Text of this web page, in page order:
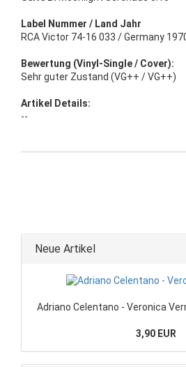
Label Nummer / Land Jahr
RCA Victor 74-16 033 / Germany
Bewertung (Vinyl-Single / Cover):
Sehr guter Zustand (VG++ / VG++)
Artikel Details:
--
Neue Artikel
Adriano Celentano - Veronica
3,90 EUR